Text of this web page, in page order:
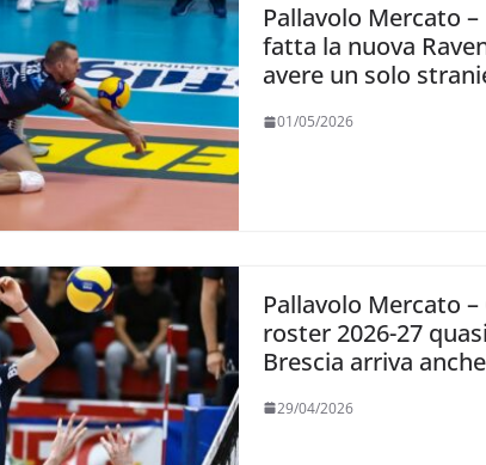
Pallavolo Mercato
fatta la nuova
avere un solo
01/05/2026
Pallavolo Mercato
roster 2026-27
Brescia arriva
29/04/2026